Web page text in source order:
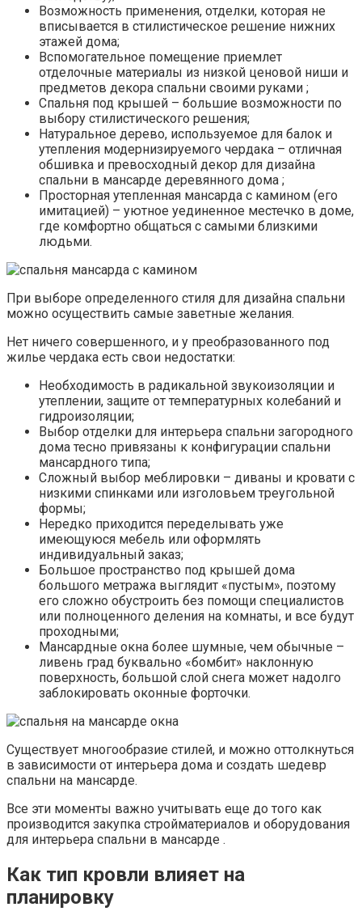
Возможность применения, отделки, которая не
вписывается в стилистическое решение нижних
этажей дома;
Вспомогательное помещение приемлет
отделочные материалы из низкой ценовой ниши и
предметов декора спальни своими руками ;
Спальня под крышей – большие возможности по
выбору стилистического решения;
Натуральное дерево, используемое для балок и
утепления модернизируемого чердака – отличная
обшивка и превосходный декор для дизайна
спальни в мансарде деревянного дома ;
Просторная утепленная мансарда с камином (его
имитацией) – уютное уединенное местечко в доме,
где комфортно общаться с самыми близкими
людьми.
При выборе определенного стиля для дизайна спальни
можно осуществить самые заветные желания.
Нет ничего совершенного, и у преобразованного под
жилье чердака есть свои недостатки:
Необходимость в радикальной звукоизоляции и
утеплении, защите от температурных колебаний и
гидроизоляции;
Выбор отделки для интерьера спальни загородного
дома тесно привязаны к конфигурации спальни
мансардного типа;
Сложный выбор меблировки – диваны и кровати с
низкими спинками или изголовьем треугольной
формы;
Нередко приходится переделывать уже
имеющуюся мебель или оформлять
индивидуальный заказ;
Большое пространство под крышей дома
большого метража выглядит «пустым», поэтому
его сложно обустроить без помощи специалистов
или полноценного деления на комнаты, и все будут
проходными;
Мансардные окна более шумные, чем обычные –
ливень град буквально «бомбит» наклонную
поверхность, большой слой снега может надолго
заблокировать оконные форточки.
Существует многообразие стилей, и можно оттолкнуться
в зависимости от интерьера дома и создать шедевр
спальни на мансарде.
Все эти моменты важно учитывать еще до того как
производится закупка стройматериалов и оборудования
для интерьера спальни в мансарде .
Как тип кровли влияет на
планировку